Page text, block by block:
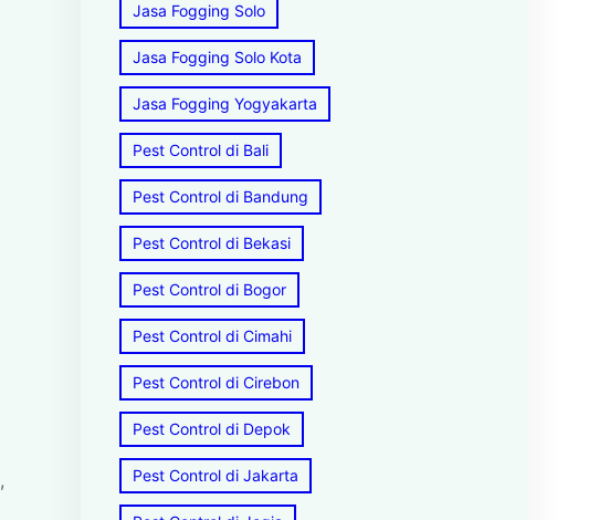
,
Jasa Fogging Solo
Jasa Fogging Solo Kota
Jasa Fogging Yogyakarta
Pest Control di Bali
Pest Control di Bandung
Pest Control di Bekasi
Pest Control di Bogor
Pest Control di Cimahi
Pest Control di Cirebon
Pest Control di Depok
Pest Control di Jakarta